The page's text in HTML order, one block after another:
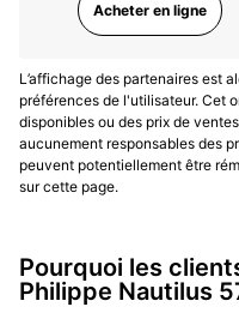
Conclusion
La Patek Philippe
parfaite entre design
horlogères de haut
combinée à des
calendrier annuel et
est une montre qui
fiabilité, fidèle à
Acheter en ligne
L’affichage des partenaires est
préférences de l'utilisateur. Cet
disponibles ou des prix de
aucunement responsables des
peuvent potentiellement être
sur cette page.
Pourquoi les
Philippe Nautilus